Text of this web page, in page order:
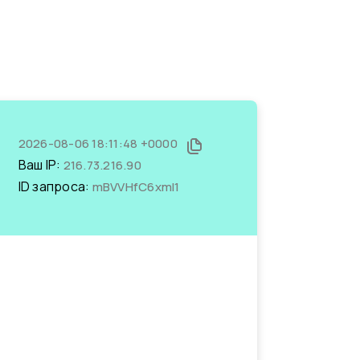
2026-08-06 18:11:48 +0000
Ваш IP: 216.73.216.90
ID запроса: mBVVHfC6xmI1